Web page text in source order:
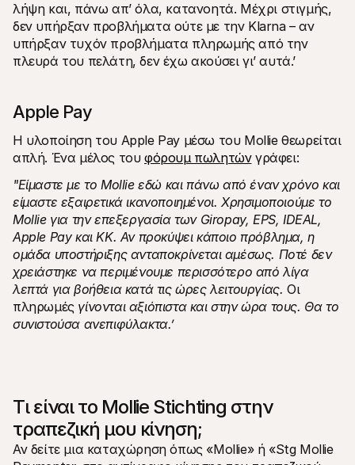
λήψη και, πάνω απ’ όλα, κατανοητά. Μέχρι στιγμής,
δεν υπήρξαν προβλήματα ούτε με την Klarna – αν
υπήρξαν τυχόν προβλήματα πληρωμής από την
πλευρά του πελάτη, δεν έχω ακούσει γι’ αυτά.’
Apple Pay
Η υλοποίηση του Apple Pay μέσω του Mollie θεωρείται
απλή. Ένα μέλος του φόρουμ πωλητών γράφει:
"Είμαστε με το Mollie εδώ και πάνω από έναν χρόνο και
είμαστε εξαιρετικά ικανοποιημένοι. Χρησιμοποιούμε το
Mollie για την επεξεργασία των Giropay, EPS, IDEAL,
Apple Pay και KK. Αν προκύψει κάποιο πρόβλημα, η
ομάδα υποστήριξης ανταποκρίνεται αμέσως. Ποτέ δεν
χρειάστηκε να περιμένουμε περισσότερο από λίγα
λεπτά για βοήθεια κατά τις ώρες λειτουργίας. Οι
πληρωμές γίνονται αξιόπιστα και στην ώρα τους. Θα το
συνιστούσα ανεπιφύλακτα.’
Τι είναι το Mollie Stichting στην
τραπεζική μου κίνηση;
Αν δείτε μια καταχώρηση όπως «Mollie» ή «Stg Mollie